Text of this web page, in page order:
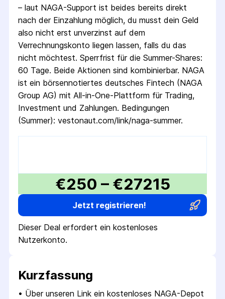
– laut NAGA-Support ist beides bereits direkt
nach der Einzahlung möglich, du musst dein Geld
also nicht erst unverzinst auf dem
Verrechnungskonto liegen lassen, falls du das
nicht möchtest. Sperrfrist für die Summer-Shares:
60 Tage. Beide Aktionen sind kombinierbar. NAGA
ist ein börsennotiertes deutsches Fintech (NAGA
Group AG) mit All-in-One-Plattform für Trading,
Investment und Zahlungen. Bedingungen
(Summer): vestonaut.com/link/naga-summer.
€250 – €27215
Jetzt registrieren!
Dieser Deal erfordert ein kostenloses
Nutzerkonto.
Kurzfassung
• Über unseren Link ein kostenloses NAGA-Depot